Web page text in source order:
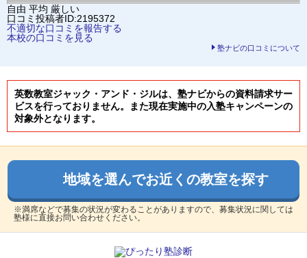
自由 平均 厳しい
口コミ投稿者ID:2195372
不適切な口コミを報告する
本校の口コミを見る
塾ナビの口コミについて
英数教室ジャック・アンド・ジルは、塾ナビからの資料請求サー
ビスを行っておりません。また現在実施中の入塾キャンペーンの
対象外となります。
地域を選んでお近くの教室を探す
※満席などで募集の状況が変わることがありますので、募集状況に関しては
塾様に直接お問い合わせください。